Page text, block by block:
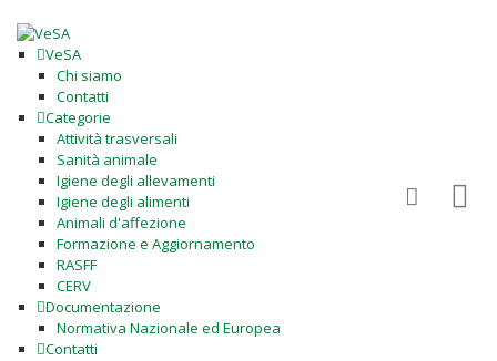
VeSA
Chi siamo
Contatti
Categorie
Attività trasversali
Sanità animale
Igiene degli allevamenti
Igiene degli alimenti
Animali d'affezione
Formazione e Aggiornamento
RASFF
CERV
Documentazione
Normativa Nazionale ed Europea
Contatti